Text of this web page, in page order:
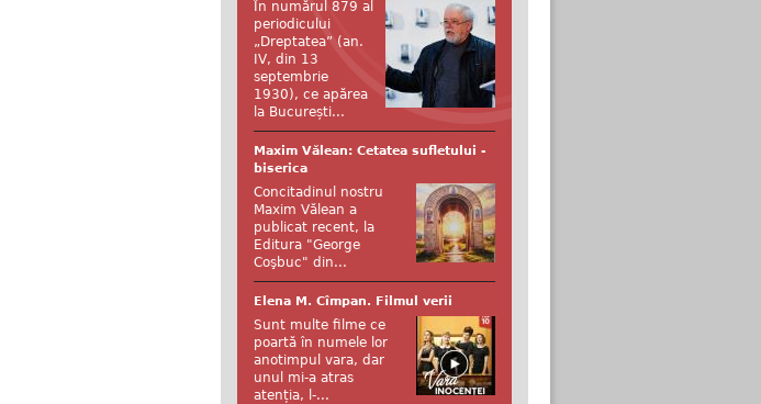
În numărul 879 al
periodicului
„Dreptatea” (an.
IV, din 13
septembrie
1930), ce apărea
la București...
Maxim Vălean: Cetatea sufletului -
biserica
Concitadinul nostru
Maxim Vălean a
publicat recent, la
Editura "George
Coşbuc" din...
Elena M. Cîmpan. Filmul verii
Sunt multe filme ce
poartă în numele lor
anotimpul vara, dar
unul mi-a atras
atenția, l-...